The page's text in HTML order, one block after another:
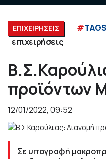
ΕΠΙΧΕΙΡΗΣΕΙΣ #
επιχειρήσεις
προϊόντων
12/01/2022, 09:52
Σε υπογραφή